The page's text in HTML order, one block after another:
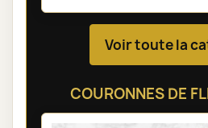
Voir toute la
COURONNES DE